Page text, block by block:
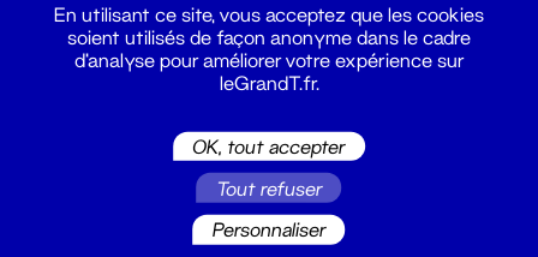
En utilisant ce site, vous acceptez que les cookies
soient utilisés de façon anonyme dans le cadre
d'analyse pour améliorer votre expérience sur
leGrandT.fr.
OK, tout accepter
Tout refuser
Personnaliser